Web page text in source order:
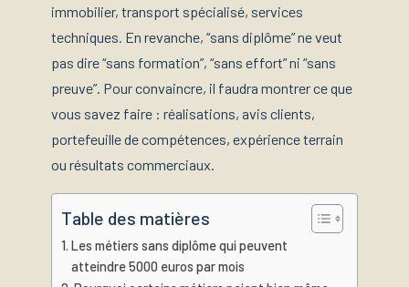
immobilier, transport spécialisé, services
techniques. En revanche, “sans diplôme” ne veut
pas dire “sans formation”, “sans effort” ni “sans
preuve”. Pour convaincre, il faudra montrer ce que
vous savez faire : réalisations, avis clients,
portefeuille de compétences, expérience terrain
ou résultats commerciaux.
Table des matières
Les métiers sans diplôme qui peuvent
atteindre 5000 euros par mois